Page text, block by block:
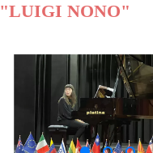
"LUIGI NONO"